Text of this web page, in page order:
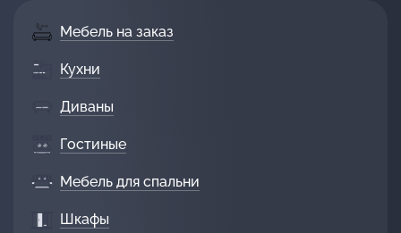
Мебель на заказ
Кухни
Диваны
Гостиные
Мебель для спальни
Шкафы